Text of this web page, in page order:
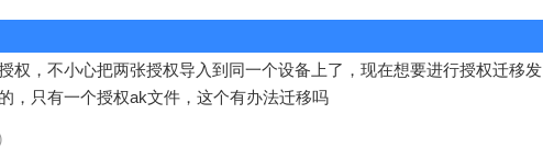
权，不小心把两张授权导入到同一个设备上了，现在想要进行授权迁移发
，只有一个授权ak文件，这个有办法迁移吗